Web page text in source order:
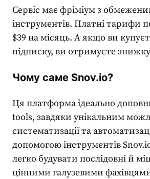
Сервіс має фріміум з
інструментів. Платні тарифи
$39 на місяць. А якщо ви
підписку, ви отримуєте
Чому саме Snov.io?
Ця платформа ідеально
tools, завдяки унікальним
систематизації та
допомогою інструментів
легко будувати послідовні й
цінними галузевими